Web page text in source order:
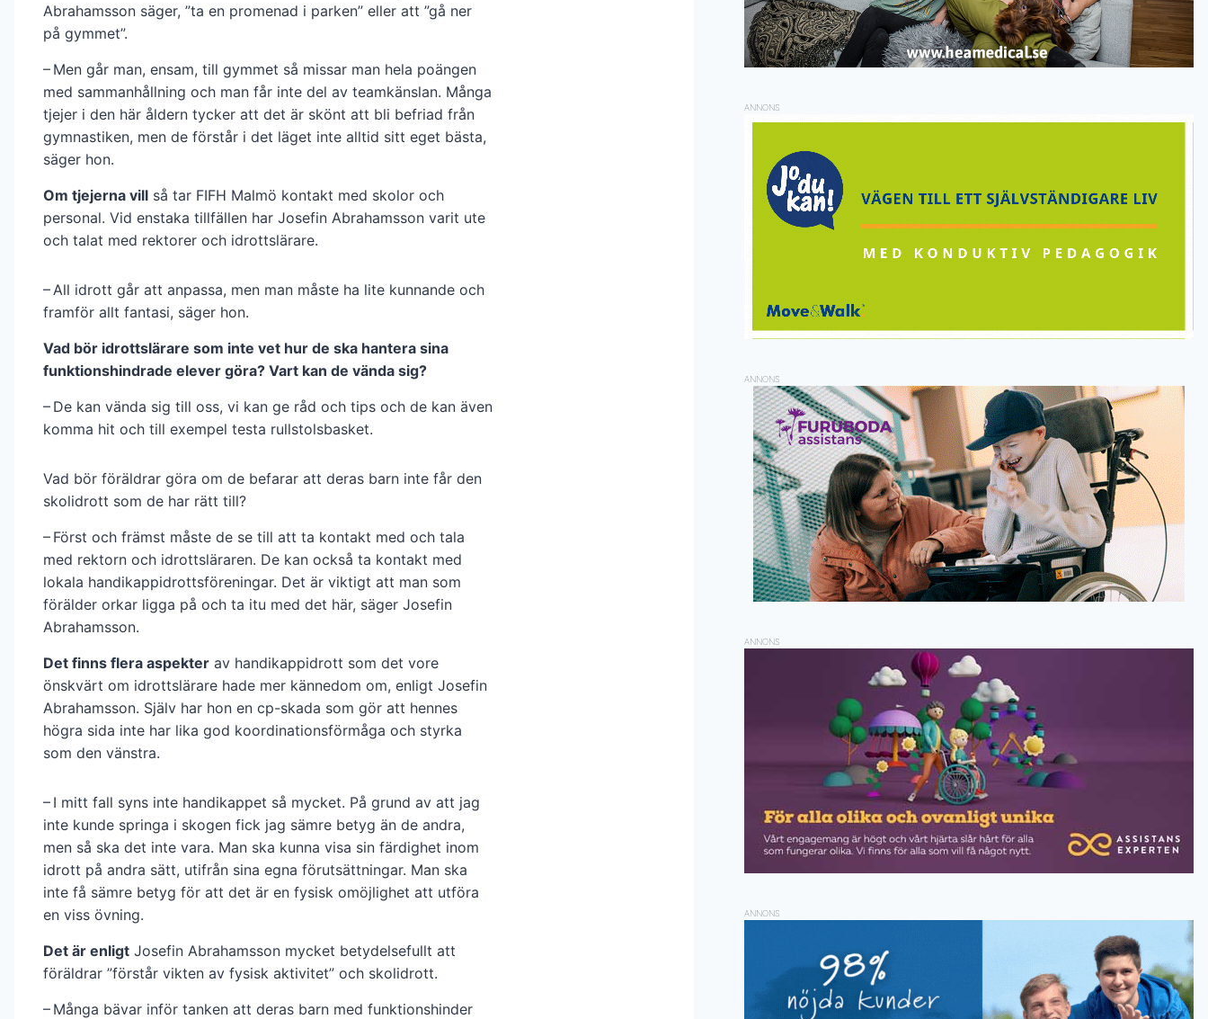
Abrahamsson säger, ”ta en promenad i parken” eller att ”gå ner
på gymmet”.
– Men går man, ensam, till gymmet så missar man hela poängen
med sammanhållning och man får inte del av teamkänslan. Många
tjejer i den här åldern tycker att det är skönt att bli befriad från
gymnastiken, men de förstår i det läget inte alltid sitt eget bästa,
säger hon.
Om tjejerna vill så tar FIFH Malmö kontakt med skolor och
personal. Vid enstaka tillfällen har Josefin Abra­hamsson varit ute
och talat med rektorer och idrottslärare.
– All idrott går att anpassa, men man måste ha lite kunnande och
framför allt fantasi, säger hon.
Vad bör idrottslärare som inte vet hur de ska hantera sina
funktionshindrade elever göra? Vart kan de vända sig?
– De kan vända sig till oss, vi kan ge råd och tips och de kan även
komma hit och till exempel testa rullstolsbasket.
Vad bör föräldrar göra om de befarar att deras barn inte får den
skol­idrott som de har rätt till?
– Först och främst måste de se till att ta kontakt med och tala
med rektorn och idrottsläraren. De kan också ta kontakt med
lokala handikappidrottsföreningar. Det är viktigt att man som
förälder orkar ligga på och ta itu med det här, säger Josefin
Abrahamsson.
Det finns flera aspekter av handikappidrott som det vore
önskvärt om idrottslärare hade mer kännedom om, enligt Josefin
Abrahamsson. Själv har hon en cp-skada som gör att hennes
högra sida inte har lika god koordinationsförmåga och styrka
som den vänstra.
– I mitt fall syns inte handikappet så mycket. På grund av att jag
inte kunde springa i skogen fick jag sämre betyg än de andra,
men så ska det inte vara. Man ska kunna visa sin färdighet inom
idrott på andra sätt, utifrån sina egna förutsättningar. Man ska
inte få sämre betyg för att det är en fysisk omöjlighet att utföra
en viss övning.
Det är enligt Josefin Abrahamsson mycket betydelsefullt att
föräldrar ”förstår vikten av fysisk aktivitet” och skol­idrott.
– Många bävar inför tanken att deras barn med funktionshinder
ANNONS
ANNONS
ANNONS
ANNONS